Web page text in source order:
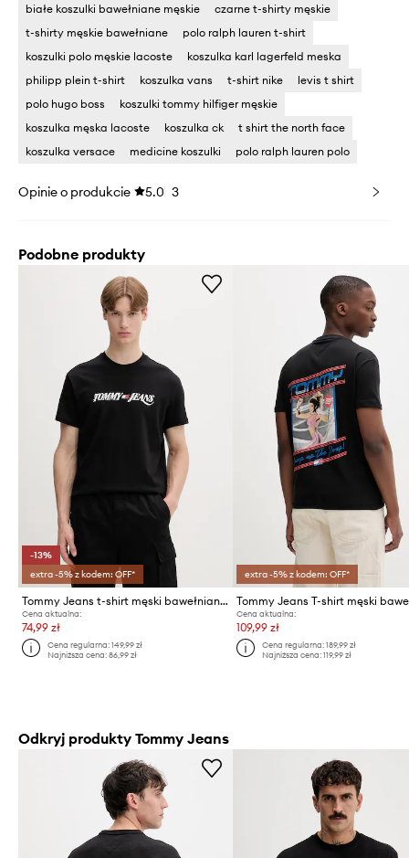
białe koszulki bawełniane męskie
czarne t-shirty męskie
t-shirty męskie bawełniane
polo ralph lauren t-shirt
koszulki polo męskie lacoste
koszulka karl lagerfeld meska
philipp plein t-shirt
koszulka vans t-shirt nike
levis t shirt
polo hugo boss
koszulki tommy hilfiger męskie
koszulka męska lacoste
koszulka ck
t shirt the north face
koszulka versace
medicine koszulki polo ralph lauren polo
Opinie o produkcie 5.0 3
Podobne produkty
-13%
extra -5% z kodem: OFF*
Tommy Jeans t-shirt męski bawełniany
Cena aktualna:
74,99 zł
Cena regularna:149,99 zł
Najniższa cena:86,99 zł
extra -5% z kodem: OFF*
Cena aktualna:
109,99 zł
Cena regularna: 189,99 zł
Najniższa cena: 119,99 zł
Odkryj produkty Tommy Jeans